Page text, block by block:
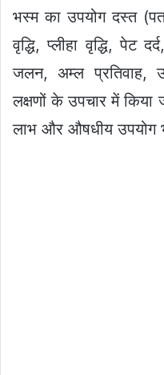
भस्म का उपयोग दस्त
वृद्धि, प्लीहा वृद्धि, पेट
जलन, अम्ल प्रतिवाह,
लक्षणों के उपचार में
लाभ और औषधीय उपयोग